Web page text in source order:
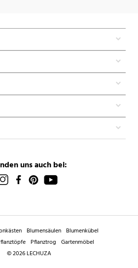
uns auch bei:
Blumensäulen Blumenkübel
Pflanztrog Gartenmöbel
© 2026 LECHUZA